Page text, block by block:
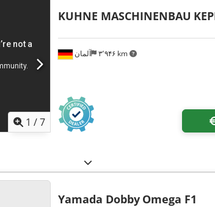
1 /7
آلمان ۳٬۹۴۶ km
KUHNE MASCHINENBAU
Yamada Dobby Omega F1